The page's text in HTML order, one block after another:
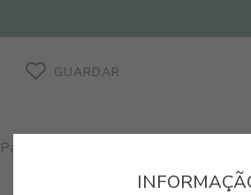
GUARDAR
Para comprar produtos nesta cor, por